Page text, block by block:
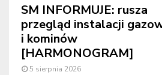
SM INFORMUJE: rusza
przegląd instalacji
i kominów
[HARMONOGRAM]
5 sierpnia 2026